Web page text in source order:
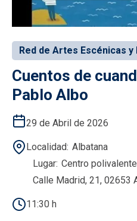
Red de Artes Escénicas y
Cuentos de
Pablo Albo
29 de Abril de 2026
Localidad Albatana
Lugar Centro
Calle Madrid, 21, 02653
11:30 h